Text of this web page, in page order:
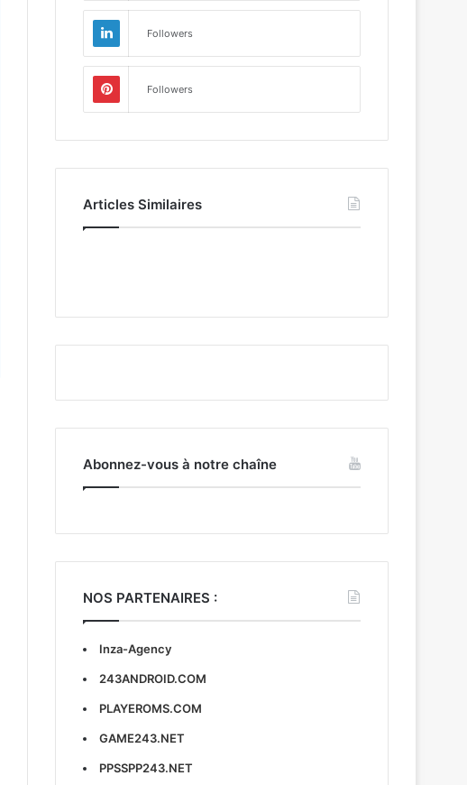
Followers
Followers
Articles Similaires
Abonnez-vous à notre chaîne
NOS PARTENAIRES :
Inza-Agency
243ANDROID.COM
PLAYEROMS.COM
GAME243.NET
PPSSPP243.NET